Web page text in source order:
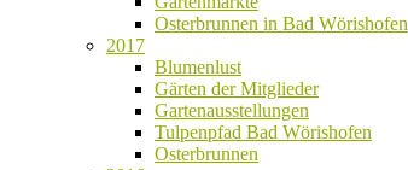
Osterbrunnen in Bad Wörishofen
2017
Blumenlust
Gärten der Mitglieder
Gartenausstellungen
Tulpenpfad Bad Wörishofen
Osterbrunnen